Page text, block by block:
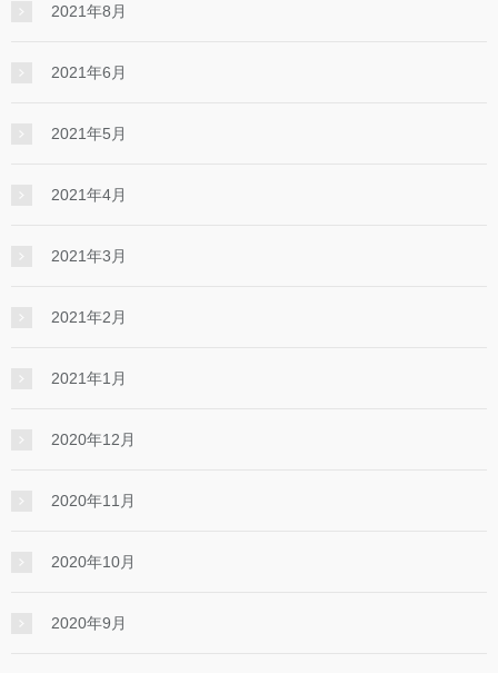
2021年8月
2021年6月
2021年5月
2021年4月
2021年3月
2021年2月
2021年1月
2020年12月
2020年11月
2020年10月
2020年9月